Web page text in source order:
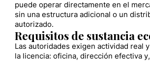
puede operar directamente en el
sin una estructura adicional o un
autorizado.
Requisitos de sustancia
Las autoridades exigen actividad real
la licencia: oficina, dirección efectiva